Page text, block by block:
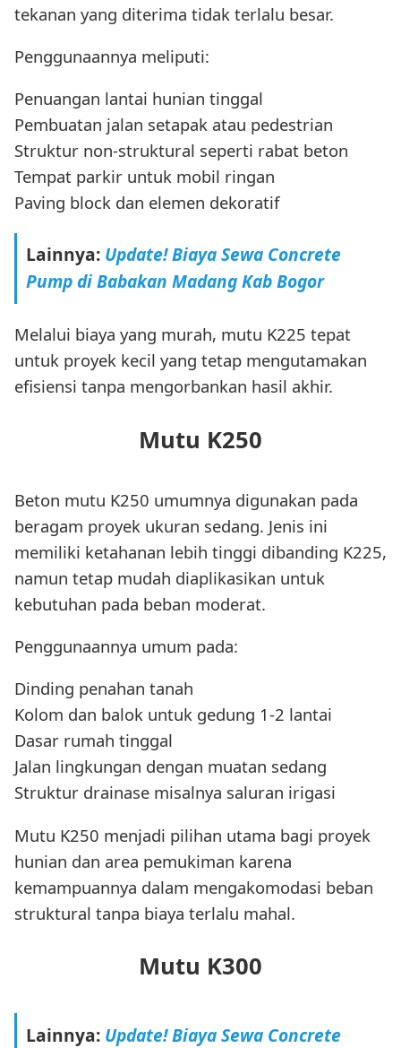
tekanan yang diterima tidak terlalu besar.
Penggunaannya meliputi:
Penuangan lantai hunian tinggal
Pembuatan jalan setapak atau pedestrian
Struktur non-struktural seperti rabat beton
Tempat parkir untuk mobil ringan
Paving block dan elemen dekoratif
Lainnya: Update! Biaya Sewa Concrete
Pump di Babakan Madang Kab Bogor
Melalui biaya yang murah, mutu K225 tepat
untuk proyek kecil yang tetap mengutamakan
efisiensi tanpa mengorbankan hasil akhir.
Mutu K250
Beton mutu K250 umumnya digunakan pada
beragam proyek ukuran sedang. Jenis ini
memiliki ketahanan lebih tinggi dibanding K225,
namun tetap mudah diaplikasikan untuk
kebutuhan pada beban moderat.
Penggunaannya umum pada:
Dinding penahan tanah
Kolom dan balok untuk gedung 1-2 lantai
Dasar rumah tinggal
Jalan lingkungan dengan muatan sedang
Struktur drainase misalnya saluran irigasi
Mutu K250 menjadi pilihan utama bagi proyek
hunian dan area pemukiman karena
kemampuannya dalam mengakomodasi beban
struktural tanpa biaya terlalu mahal.
Mutu K300
Lainnya: Update! Biaya Sewa Concrete